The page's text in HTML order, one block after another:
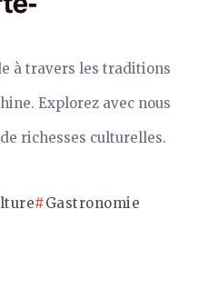
à travers les traditions
Explorez avec nous
richesses culturelles.
Gastronomie